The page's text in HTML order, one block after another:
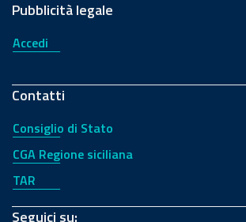
Pubblicità legale
Accedi
Contatti
Consiglio di Stato
CGA Regione siciliana
TAR
Seguici su: